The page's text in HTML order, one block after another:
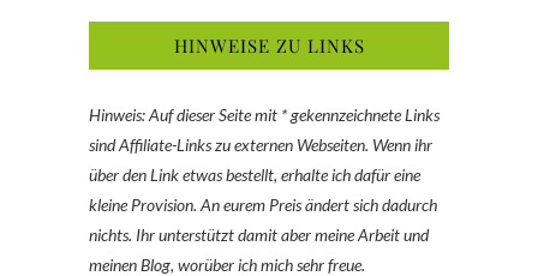
HINWEISE ZU LINKS
Hinweis: Auf dieser Seite mit * gekennzeichnete Links
sind Affiliate-Links zu externen Webseiten. Wenn ihr
über den Link etwas bestellt, erhalte ich dafür eine
kleine Provision. An eurem Preis ändert sich dadurch
nichts. Ihr unterstützt damit aber meine Arbeit und
meinen Blog, worüber ich mich sehr freue.